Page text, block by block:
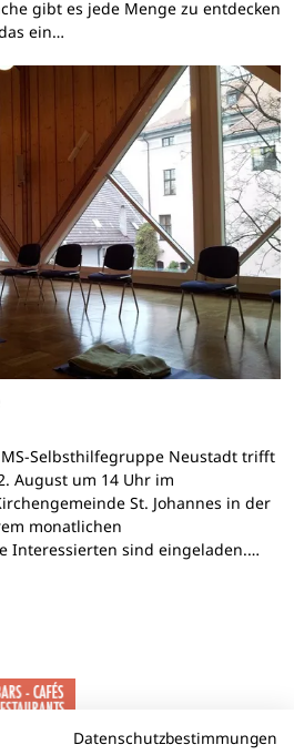
gibt es jede Menge zu entdecken
ein…
Selbsthilfegruppe Neustadt trifft
August um 14 Uhr im
St. Johannes in der
monatlichen
Interessierten sind eingeladen.…
Datenschutzbestimmungen